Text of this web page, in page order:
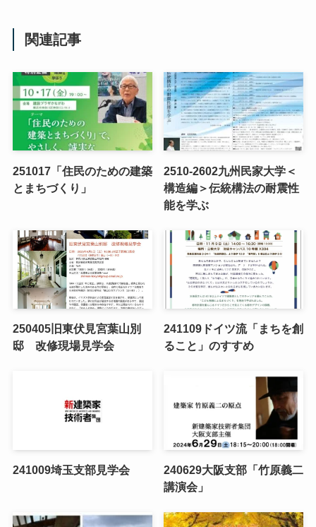
関連記事
251017「住民のための建築
とまちづくり」
2510-2602九州民家大学＜
構造編＞伝統構法の耐震性
能を学ぶ
250405旧東伏見宮葉山別
邸 改修現場見学会
241109ドイツ流「まちを創
ること」のすすめ
241009埼玉支部見学会
240629大阪支部「竹原義二
講演会」